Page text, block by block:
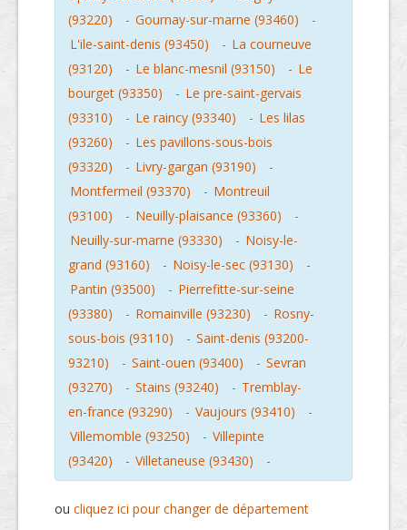
(93220)
- Gournay-sur-marne (93460)
-
L'ile-saint-denis (93450)
- La courneuve
(93120)
- Le blanc-mesnil (93150) - Le
bourget (93350)
- Le pre-saint-gervais
(93310)
- Le raincy (93340) - Les lilas
(93260)
- Les pavillons-sous-bois
(93320)
- Livry-gargan (93190)
-
Montfermeil (93370)
- Montreuil
(93100)
- Neuilly-plaisance (93360)
-
Neuilly-sur-marne (93330)
- Noisy-le-
grand (93160)
- Noisy-le-sec (93130)
-
Pantin (93500)
- Pierrefitte-sur-seine
(93380)
- Romainville (93230) - Rosny-
sous-bois (93110)
- Saint-denis (93200-
93210)
- Saint-ouen (93400) - Sevran
(93270)
- Stains (93240) - Tremblay-
en-france (93290)
- Vaujours (93410)
-
Villemomble (93250)
- Villepinte
(93420)
- Villetaneuse (93430) -
ou cliquez ici pour changer de département